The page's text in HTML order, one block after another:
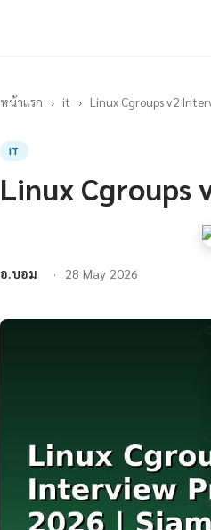
หน้าแรก › it › Linux Cgroups v2
IT
Linux Cgroups
อ.บอม 28 May 2026